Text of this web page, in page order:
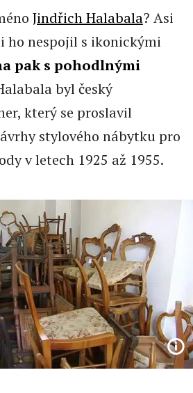
Jindřich Halabala? Asi
ho nespojil s ikonickými
pak s pohodlnými
byl český
který se proslavil
stylového nábytku pro
v letech 1925 až 1955.